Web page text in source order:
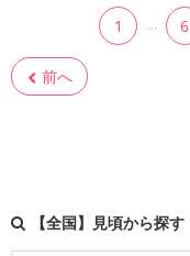
前へ
1 … 6
【全国】見頃から探す